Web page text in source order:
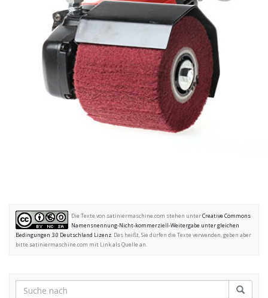
Die Texte von satiniermaschine.com stehen unterCreative Commons
Namensnennung-Nicht-kommerziell-Weitergabe unter gleichen
Bedingungen 3.0 Deutschland Lizenz. Das heißt, Sie dürfen die Texte verwenden, geben aber
bitte satiniermaschine.com mit Link als Quelle an.